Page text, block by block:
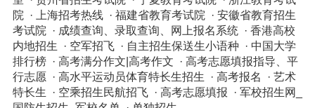
院 · 上海招考热线 · 福建省教育考试院 · 安徽省教育招生
考试院 · 成绩查询、录取查询、网上报名系统 · 香港高校
内地招生 · 空军招飞 · 自主招生保送生小语种 · 中国大学
排行榜 · 高考满分作文|高考作文 · 高考志愿填报指导、平
行志愿 · 高水平运动员体育特长生招生 · 高考报名 · 艺术
特长生 · 空乘招生民航招飞 · 高考志愿填报 · 军校招生网_